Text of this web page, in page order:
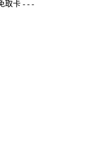
取卡 - - -